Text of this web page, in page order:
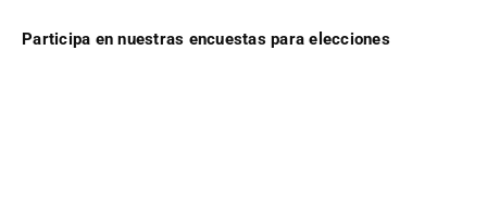
Participa en nuestras encuestas para elecciones